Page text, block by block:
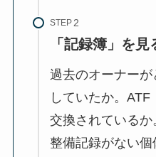
STEP
「記録簿」を見
過去のオーナー
していたか。
交換されているか
整備記録がない個